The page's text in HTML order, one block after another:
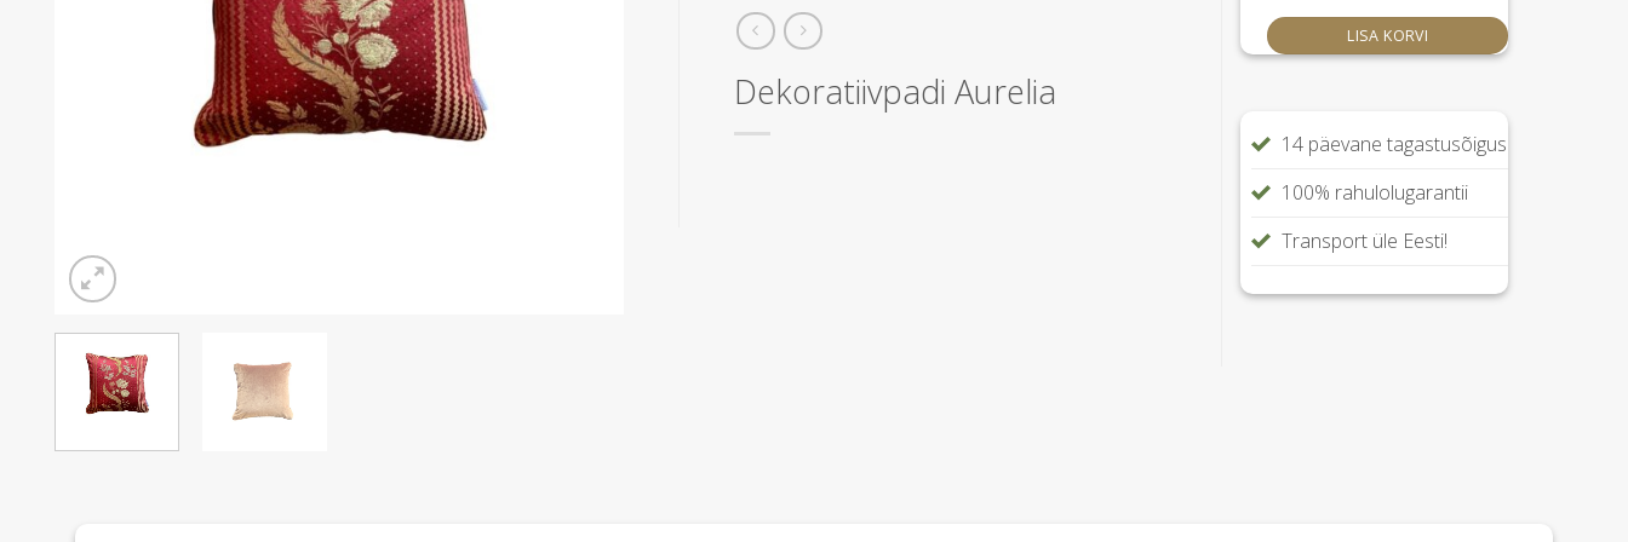
Dekoratiivpadi Aurelia
LISA KORVI
14 päevane tagastusõigus
100% rahulolugarantii
Transport üle Eesti!